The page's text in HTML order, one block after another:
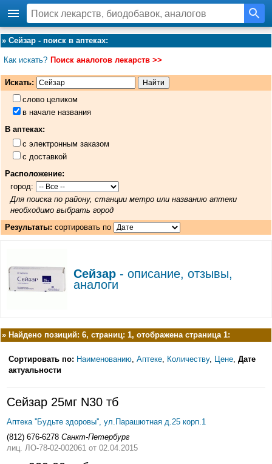
» Сейзар - поиск в аптеках:
Как искать? Поиск аналогов лекарств >>
Искать:
слово целиком
в начале названия
В аптеках:
с электронным заказом
с доставкой
Расположение:
город:
Для поиска по району, станции метро или названию аптеки
необходимо выбрать город
Результаты: сортировать по
Сейзар- описание, отзывы,
аналоги
» Найдено позиций: 6, страниц: 1, отображена страница 1:
Сортировать по: Наименованию Аптеке Количеству, Цене Дате
актуальности
Сейзар 25мг N30 тб
Аптека ''Будьте здоровы'', ул.Парашютная д.25 корп.1
(812) 676-6278 Санкт-Петербург
лиц. ЛО-78-02-002061 от 02.04.2015